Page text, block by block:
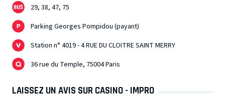
29, 38, 47, 75
Parking Georges Pompidou (payant)
Station n° 4019 - 4 RUE DU CLOITRE SAINT MERRY
36 rue du Temple, 75004 Paris
LAISSEZ UN AVIS SUR CASINO - IMPRO